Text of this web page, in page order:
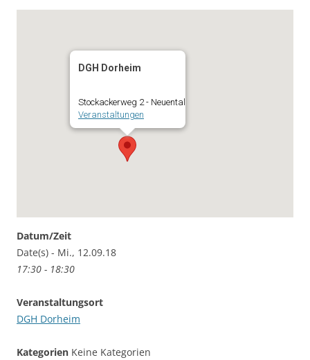
DGH Dorheim
Stockackerweg 2 - Neuental
Veranstaltungen
Datum/Zeit
Date(s) - Mi., 12.09.18
17:30 - 18:30
Veranstaltungsort
DGH Dorheim
Kategorien Keine Kategorien